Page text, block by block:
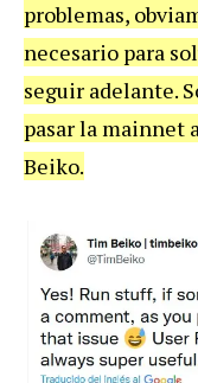
problemas,
necesario para
seguir adelante.
pasar la mainnet
Beiko.